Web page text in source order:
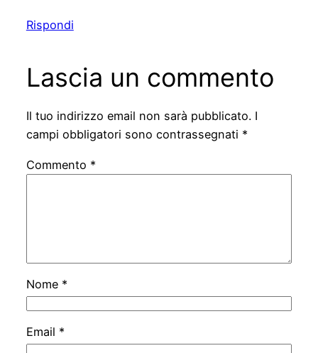
Rispondi
Lascia un commento
Il tuo indirizzo email non sarà pubblicato. I
campi obbligatori sono contrassegnati *
Commento *
Nome *
Email *